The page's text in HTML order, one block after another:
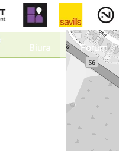
Biura Forum